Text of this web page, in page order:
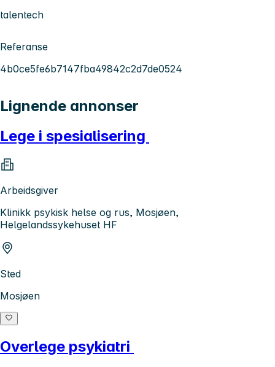
talentech
Referanse
4b0ce5fe6b7147fba49842c2d7de0524
Lignende annonser
Lege i spesialisering
Arbeidsgiver
Klinikk psykisk helse og rus, Mosjøen,
Helgelandssykehuset HF
Sted
Mosjøen
Overlege psykiatri